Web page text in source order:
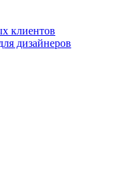
клиентов
дизайнеров